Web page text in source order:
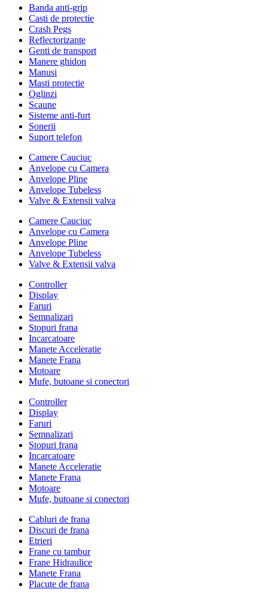
Banda anti-grip
Casti de protectie
Crash Pegs
Reflectorizante
Genti de transport
Manere ghidon
Manusi
Masti protectie
Oglinzi
Scaune
Sisteme anti-furt
Sonerii
Suport telefon
Camere Cauciuc
Anvelope cu Camera
Anvelope Pline
Anvelope Tubeless
Valve & Extensii valva
Camere Cauciuc
Anvelope cu Camera
Anvelope Pline
Anvelope Tubeless
Valve & Extensii valva
Controller
Display
Faruri
Semnalizari
Stopuri frana
Incarcatoare
Manete Acceleratie
Manete Frana
Motoare
Mufe, butoane si conectori
Controller
Display
Faruri
Semnalizari
Stopuri frana
Incarcatoare
Manete Acceleratie
Manete Frana
Motoare
Mufe, butoane si conectori
Cabluri de frana
Discuri de frana
Etrieri
Frane cu tambur
Frane Hidraulice
Manete Frana
Placute de frana